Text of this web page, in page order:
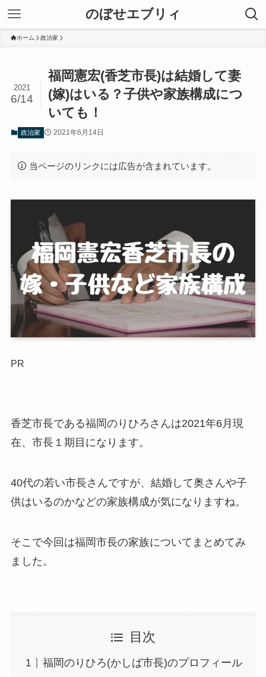
のぼせエブリィ
ホーム 政治家
福岡憲宏(香芝市長)は結婚して妻
(嫁)はいる？子供や家族構成につ
いても！
2021
6/14
政治家 2021年6月14日
当ページのリンクには広告が含まれています。
PR
香芝市長である福岡のりひろさんは2021年6月現
在、市長１期目になります。
40代の若い市長さんですが、結婚して奥さんや子
供はいるのかなどの家族構成が気になりますね。
そこで今回は福岡市長の家族についてまとめてみ
ました。
目次
福岡のりひろ(かしば市長)のプロフィール